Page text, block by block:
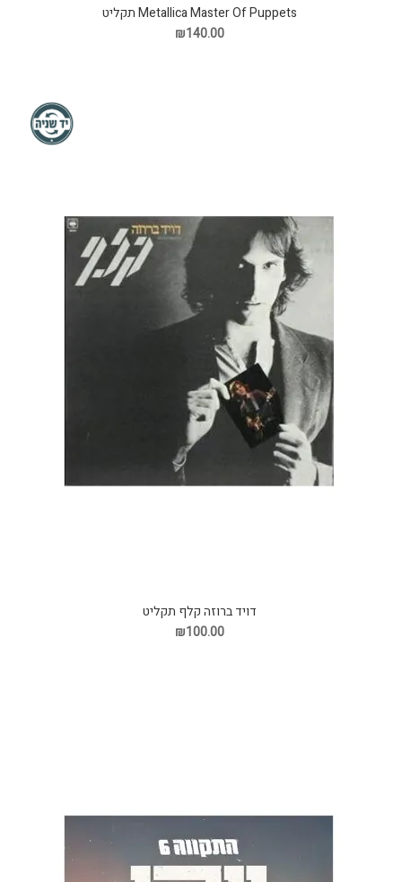
Metallica Master Of Puppets תקליט
₪140.00
דויד ברוזה קלף תקליט
₪100.00